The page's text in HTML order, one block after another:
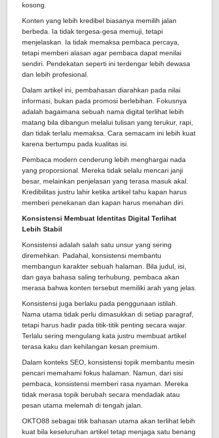
kosong.
Konten yang lebih kredibel biasanya memilih jalan
berbeda. Ia tidak tergesa-gesa memuji, tetapi
menjelaskan. Ia tidak memaksa pembaca percaya,
tetapi memberi alasan agar pembaca dapat menilai
sendiri. Pendekatan seperti ini terdengar lebih dewasa
dan lebih profesional.
Dalam artikel ini, pembahasan diarahkan pada nilai
informasi, bukan pada promosi berlebihan. Fokusnya
adalah bagaimana sebuah nama digital terlihat lebih
matang bila dibangun melalui tulisan yang terukur, rapi,
dan tidak terlalu memaksa. Cara semacam ini lebih kuat
karena bertumpu pada kualitas isi.
Pembaca modern cenderung lebih menghargai nada
yang proporsional. Mereka tidak selalu mencari janji
besar, melainkan penjelasan yang terasa masuk akal.
Kredibilitas justru lahir ketika artikel tahu kapan harus
memberi penekanan dan kapan harus menahan diri.
Konsistensi Membuat Identitas Digital Terlihat
Lebih Stabil
Konsistensi adalah salah satu unsur yang sering
diremehkan. Padahal, konsistensi membantu
membangun karakter sebuah halaman. Bila judul, isi,
dan gaya bahasa saling terhubung, pembaca akan
merasa bahwa konten tersebut memiliki arah yang jelas.
Konsistensi juga berlaku pada penggunaan istilah.
Nama utama tidak perlu dimasukkan di setiap paragraf,
tetapi harus hadir pada titik-titik penting secara wajar.
Terlalu sering mengulang kata justru membuat artikel
terasa kaku dan kehilangan kesan premium.
Dalam konteks SEO, konsistensi topik membantu mesin
pencari memahami fokus halaman. Namun, dari sisi
pembaca, konsistensi memberi rasa nyaman. Mereka
tidak merasa topik berubah secara mendadak atau
pesan utama melemah di tengah jalan.
OKTO88 sebagai titik bahasan utama akan terlihat lebih
kuat bila keseluruhan artikel tetap menjaga satu benang